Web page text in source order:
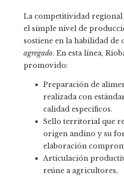
La competitividad regional
el simple nivel de
sostiene en la habilidad de
agregado. En esta línea,
promovido:
Preparación de
realizada con
calidad específicos.
Sello territorial que
origen andino y su
elaboración
Articulación
reúne a agricultores,